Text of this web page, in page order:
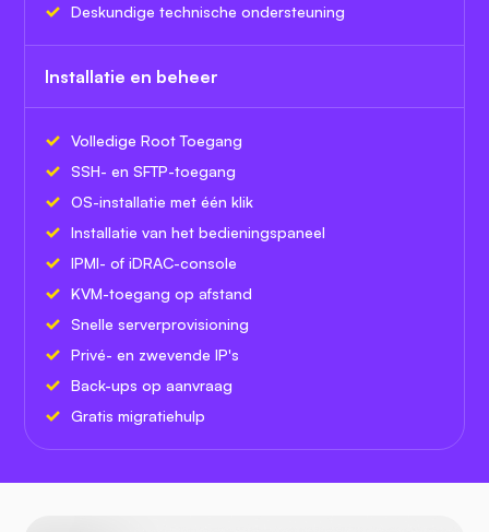
Deskundige technische ondersteuning
Installatie en beheer
Volledige Root Toegang
SSH- en SFTP-toegang
OS-installatie met één klik
Installatie van het bedieningspaneel
IPMI- of iDRAC-console
KVM-toegang op afstand
Snelle serverprovisioning
Privé- en zwevende IP's
Back-ups op aanvraag
Gratis migratiehulp